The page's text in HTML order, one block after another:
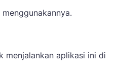
menjalankan aplikasi ini di